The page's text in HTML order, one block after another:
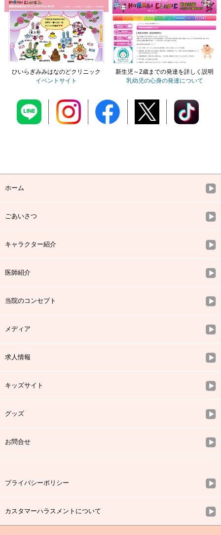
ひいらぎみみはなのどクリニック
イベントサイト
新生児～2歳までの発達を詳しく説明
乳幼児の心身の発達について
ホーム
ごあいさつ
キャラクター紹介
医師紹介
当院のコンセプト
メディア
求人情報
キッズサイト
グッズ
お問合せ
プライバシーポリシー
カスタマーハラスメントについて